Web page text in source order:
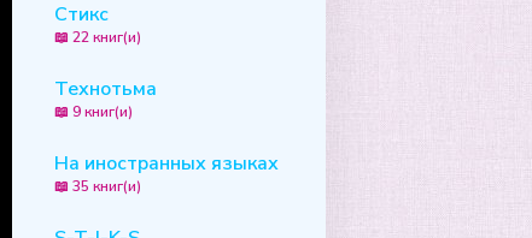
Стикс
📖 22 книг(и)
Технотьма
📖 9 книг(и)
На иностранных языках
📖 35 книг(и)